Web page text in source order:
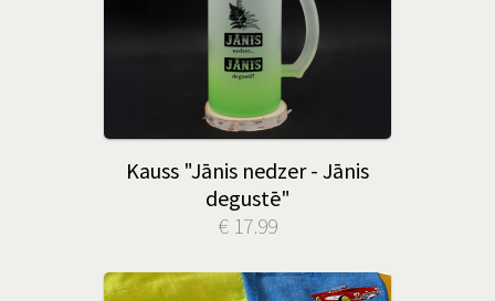
Kauss "Jānis nedzer - Jānis
degustē"
€ 17.99